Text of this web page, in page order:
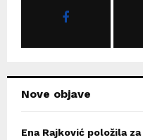
Nove objave
Ena Rajković položila za